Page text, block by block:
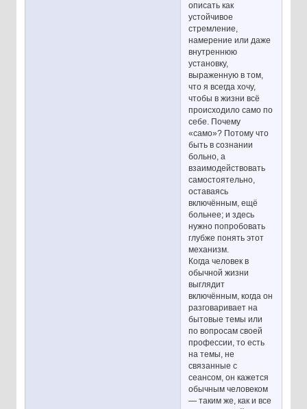
описать как
устойчивое
стремление,
намерение или даже
внутреннюю
установку,
выраженную в том,
что я всегда хочу,
чтобы в жизни всё
происходило само по
себе. Почему
«само»? Потому что
быть в сознании
больно, а
взаимодействовать
самостоятельно,
оставаясь
включённым, ещё
больнее; и здесь
нужно попробовать
глубже понять этот
механизм.
Когда человек в
обычной жизни
выглядит
включённым, когда он
разговаривает на
бытовые темы или
по вопросам своей
профессии, то есть
на темы, не
связанные с
сеансом, он кажется
обычным человеком
— таким же, как и все